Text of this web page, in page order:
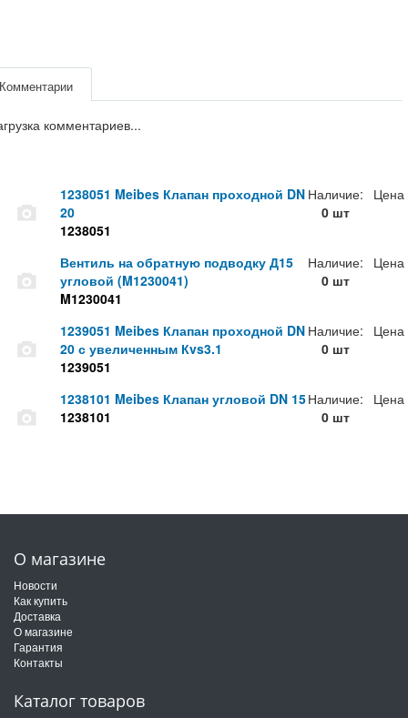
комментариев...
1238051 Meibes Клапан проходной DN
20
1238051
Наличие:
0 шт
Цена
Вентиль на обратную подводку Д15
угловой (M1230041)
M1230041
Наличие:
0 шт
Цена
1239051 Meibes Клапан проходной DN
20 с увеличенным Кvs3.1
1239051
Наличие:
0 шт
Цена
1238101 Meibes Клапан угловой DN 15
1238101
Наличие:
0 шт
Цена
О магазине
Новости
Как купить
Доставка
О магазине
Гарантия
Контакты
Каталог товаров